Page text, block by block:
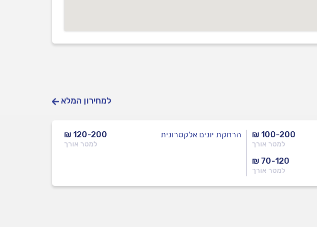
למחירון המלא
₪ 100-200
למטר אורך
₪ 70-120
למטר אורך
₪ 120-200
למטר אורך
הרחקת יונים אלקטרונית